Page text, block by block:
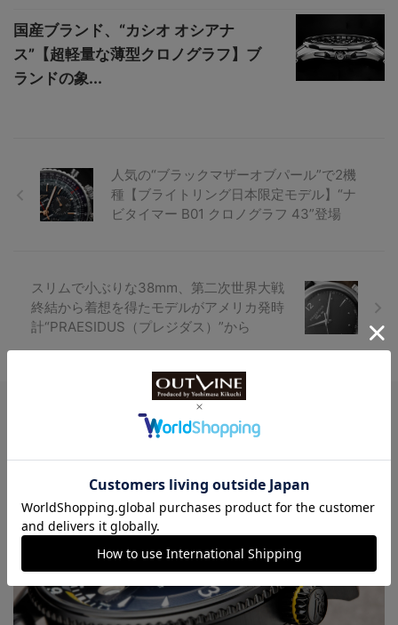
国産ブランド、“カシオ オシアナ
ス”【超軽量な薄型クロノグラフ】ブ
ランドの象...
人気の“ブラックマザーオブパール”で2機
種【ブライトリング日本限定モデル】“ナ
ビタイマー B01 クロノグラフ 43”登場
スリムで小ぶりな38mm、第二次世界大戦
終結から着想を得たモデルがアメリカ発時
計“PRAESIDUS（プレジダス）”から
特許取得“耐衝撃”ウオッチなど